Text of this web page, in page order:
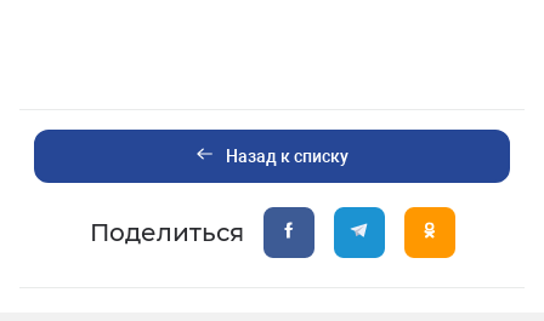
Назад к списку
Поделиться